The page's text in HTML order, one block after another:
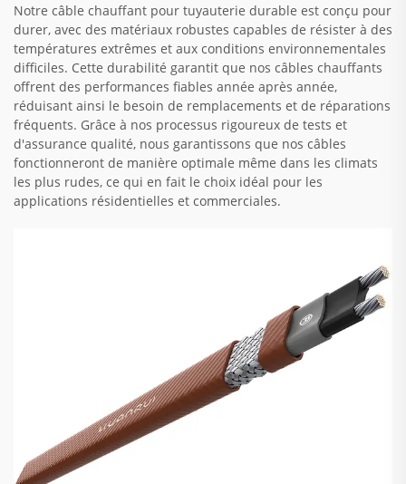
Notre câble chauffant pour tuyauterie durable est conçu pour
durer, avec des matériaux robustes capables de résister à des
températures extrêmes et aux conditions environnementales
difficiles. Cette durabilité garantit que nos câbles chauffants
offrent des performances fiables année après année,
réduisant ainsi le besoin de remplacements et de réparations
fréquents. Grâce à nos processus rigoureux de tests et
d'assurance qualité, nous garantissons que nos câbles
fonctionneront de manière optimale même dans les climats
les plus rudes, ce qui en fait le choix idéal pour les
applications résidentielles et commerciales.